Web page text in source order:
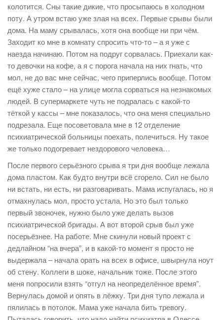
колотится. Сны такие дикие, что просыпаюсь в холодном
поту. А утром встаю уже злая на всех. Первые срывы были
дома. На маму срывалась, хотя она вообще ни при чём.
Заходит ко мне в комнату спросить что-то – а я уже с
наезда начинаю. Потом на подруг сорвалась. Приехали как-
то девочки на кофе, а я с порога начала на них гнать, что
мол, не до вас мне сейчас, чего приперлись вообще. Потом
ещё хуже стало – на улице могла сорваться на незнакомых
людей. В супермаркете чуть не подралась с какой-то
тёткой у кассы – мне показалось, что она меня специально
подрезала. Еще посоветовала мне в 12 отделение
психиатрической больницы поехать, полечиться. Ну такое
же только подогревает нездорового человека…
После первого серьёзного срыва я три дня вообще лежала
дома пластом. Как будто внутри всё сгорело. Сил не было
ни встать, ни есть, ни разговаривать. Мама испугалась, но я
отмахнулась мол, просто устала. Но это был только
первый звоночек, нужно было уже делать вызов
психиатрической бригады. А вот второй срыв был уже
посерьёзнее. На работе. Мне скинули новый проект с
дедлайном “на вчера”, и в какой-то момент я просто не
выдержала – начала орать на всех в офисе, швырнула ноут
об стену. Коллеги в шоке, начальник тоже. После этого
меня попросили взять “отгул на неопределённое время”.
Вернулась домой и опять в лёжку. Три дня тупо лежала и
пялилась в потолок. Мама уже начала бить тревогу.